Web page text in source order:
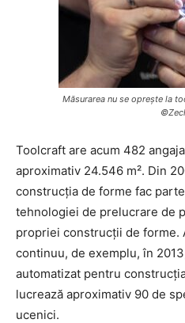
Măsurarea nu se oprește la
Toolcraft are acum 482
aproximativ 24.546 m². Din
construcția de forme fac
tehnologiei de prelucrare de
propriei construcții de forme.
continuu, de exemplu, în
automatizat pentru
lucrează aproximativ 90 de
ucenici.